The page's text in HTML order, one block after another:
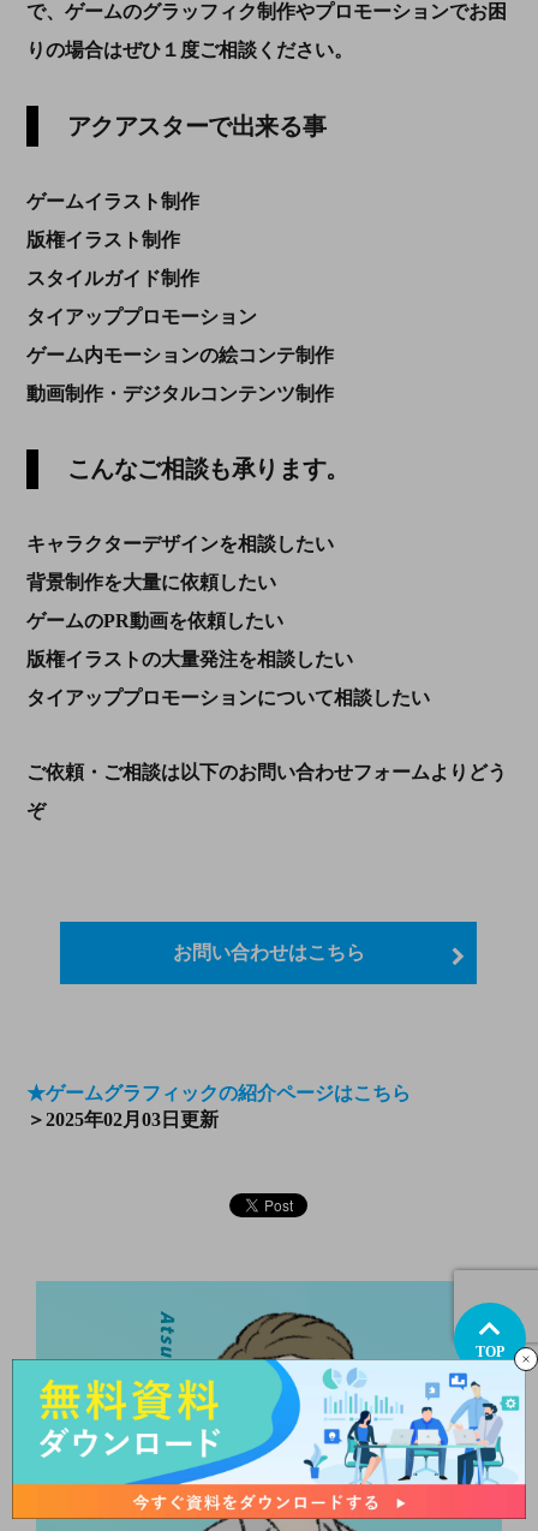
で、ゲームのグラッフィク制作やプロモーションでお困
りの場合はぜひ１度ご相談ください。
アクアスターで出来る事
ゲームイラスト制作
版権イラスト制作
スタイルガイド制作
タイアッププロモーション
ゲーム内モーションの絵コンテ制作
動画制作・デジタルコンテンツ制作
こんなご相談も承ります。
キャラクターデザインを相談したい
背景制作を大量に依頼したい
ゲームのPR動画を依頼したい
版権イラストの大量発注を相談したい
タイアッププロモーションについて相談したい
ご依頼・ご相談は以下のお問い合わせフォームよりどう
ぞ
お問い合わせはこちら
★ゲームグラフィックの紹介ページはこちら
＞2025年02月03日更新
Atsushi Ito TOP